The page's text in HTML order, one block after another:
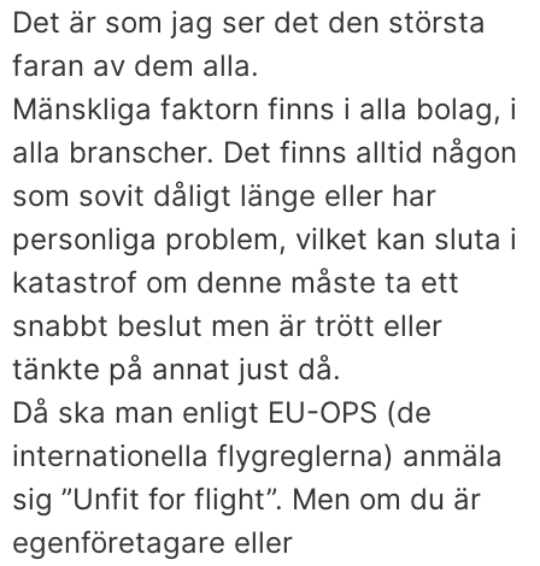
Det är som jag ser det den största
faran av dem alla.
Mänskliga faktorn finns i alla bolag, i
alla branscher. Det finns alltid någon
som sovit dåligt länge eller har
personliga problem, vilket kan sluta i
katastrof om denne måste ta ett
snabbt beslut men är trött eller
tänkte på annat just då.
Då ska man enligt EU-OPS (de
internationella flygreglerna) anmäla
sig ”Unfit for flight”. Men om du är
egenföretagare eller